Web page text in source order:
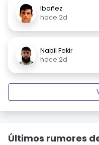
Ibañez
hace 2d
Nabil Fekir
hace 2d
Últimos rumores